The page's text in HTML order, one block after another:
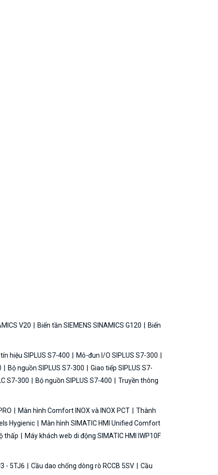
V20 Biến tần SIEMENS SINAMICS G120
Biến
hiệu SIPLUS S7-400
Mô-đun I/O SIPLUS S7-300
Bộ nguồn SIPLUS S7-300
Giao tiếp SIPLUS S7-
S7-300 Bộ nguồn SIPLUS S7-400
Truyền thông
Màn hình Comfort INOX và INOX PCT
Thành
Hygienic
Màn hình SIMATIC HMI Unified Comfort
thấp
Máy khách web di động SIMATIC HMI IWP10F
- 5TJ6 Cầu dao chống dòng rò RCCB 5SV
Cầu